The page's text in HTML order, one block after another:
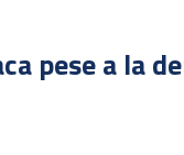
pese a la